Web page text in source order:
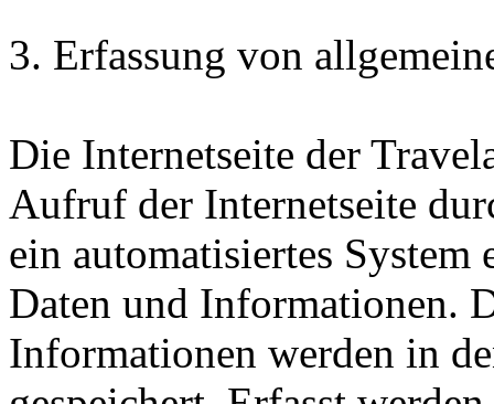
3. Erfassung von
Die Internetseite der
Aufruf der Internetseite
ein automatisiertes
Daten und Informationen.
Informationen werden in